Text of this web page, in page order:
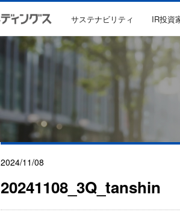
サステナビリティ IR投資
2024/11/08
20241108_3Q_tanshin